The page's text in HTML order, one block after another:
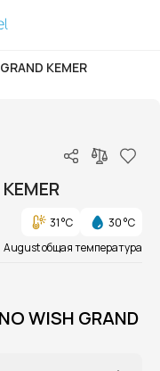
KEMER
31 °C
30 °C
August общая температура
WISH GRAND